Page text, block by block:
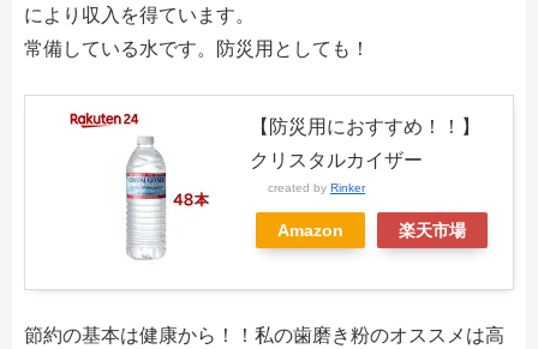
により収入を得ています。
常備している水です。防災用としても！
【防災用におすすめ！！】
クリスタルカイザー
created by Rinker
Amazon 楽天市場
節約の基本は健康から！！私の歯磨き粉のオススメは高